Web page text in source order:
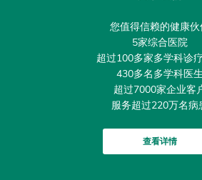
您值得信赖的健康
5家综合医院
超过100多家多学科诊
430多名多学科医
超过7000家企业客
服务超过220万名病
查看详情